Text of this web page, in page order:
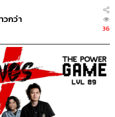
82
HOST
PODCAST
STANDARD PODCAST
วกว่า
36